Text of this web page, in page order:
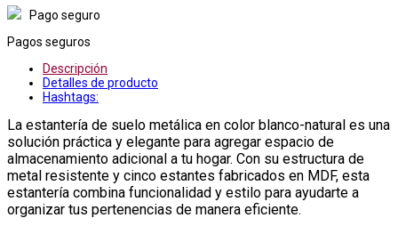
Pago seguro
Pagos seguros
Descripción
Detalles de producto
Hashtags:
La estantería de suelo metálica en color blanco-natural es una
solución práctica y elegante para agregar espacio de
almacenamiento adicional a tu hogar. Con su estructura de
metal resistente y cinco estantes fabricados en MDF, esta
estantería combina funcionalidad y estilo para ayudarte a
organizar tus pertenencias de manera eficiente.